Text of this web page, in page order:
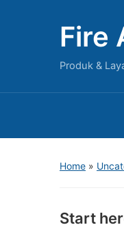
Fire
Produk &
Home »
Start